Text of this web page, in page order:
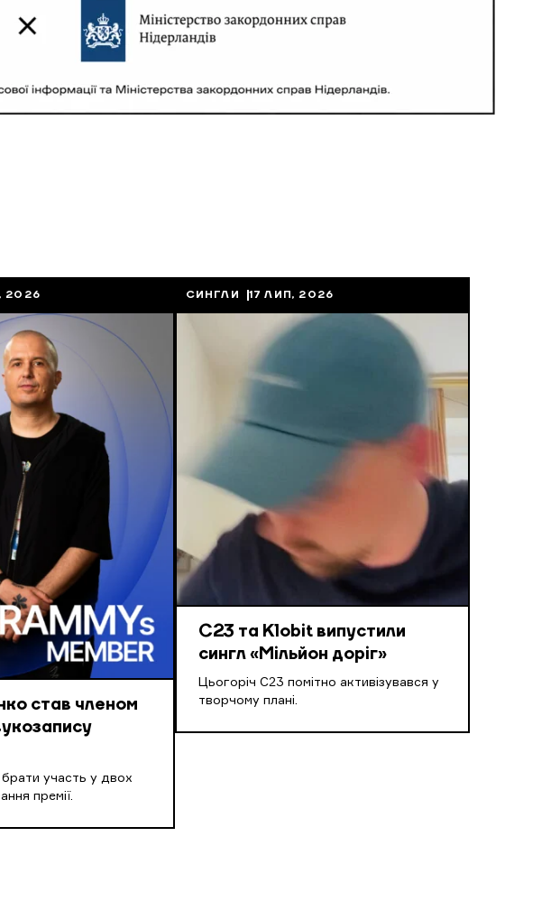
2026
став членом
брати участь у двох
премії.
СИНГЛИ 17 ЛИП, 2026
С23 та Klobit випустили
сингл «Мільйон доріг»
Цьогоріч С23 помітно активізувався у
творчому плані.